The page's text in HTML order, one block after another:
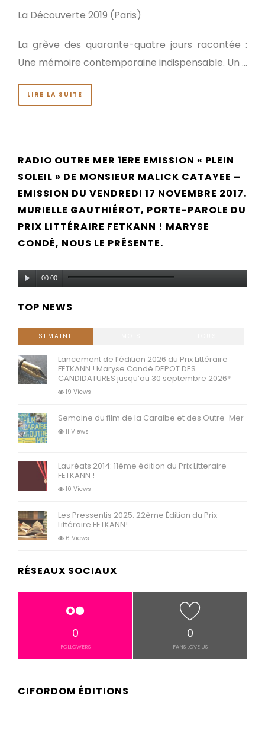
La Découverte 2019 (Paris)
La grève des quarante-quatre jours racontée :
Une mémoire contemporaine indispensable. Un …
LIRE LA SUITE
RADIO OUTRE MER 1ERE EMISSION « PLEIN
SOLEIL » DE MONSIEUR MALICK CATAYEE –
EMISSION DU VENDREDI 17 NOVEMBRE 2017.
MURIELLE GAUTHIÉROT, PORTE-PAROLE DU
PRIX LITTÉRAIRE FETKANN ! MARYSE
CONDÉ, NOUS LE PRÉSENTE.
Lecteur00:00
TOP NEWS
SEMAINE
Lancement de l’édition 2026 du Prix Littéraire
FETKANN ! Maryse Condé DEPOT DES
CANDIDATURES jusqu’au 30 septembre 2026*
19 Views
Semaine du film de la Caraibe et des Outre-Mer
11 Views
Lauréats 2014: 11ème édition du Prix Litteraire
FETKANN !
10 Views
Les Pressentis 2025: 22ème Édition du Prix
Littéraire FETKANN!
6 Views
RÉSEAUX SOCIAUX
0
FOLLOWERS
0
FANS LOVE US
CIFORDOM ÉDITIONS